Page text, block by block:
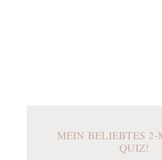
MEIN BELIEBTES
QUIZ!